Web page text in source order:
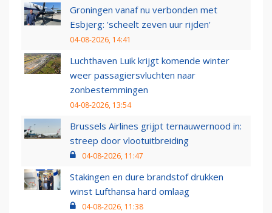
Groningen vanaf nu verbonden met
Esbjerg: 'scheelt zeven uur rijden'
04-08-2026, 14:41
Luchthaven Luik krijgt komende winter
weer passagiersvluchten naar
zonbestemmingen
04-08-2026, 13:54
Brussels Airlines grijpt ternauwernood in:
streep door vlootuitbreiding
04-08-2026, 11:47
Stakingen en dure brandstof drukken
winst Lufthansa hard omlaag
04-08-2026, 11:38